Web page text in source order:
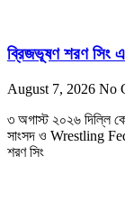
ব্রিজভূষণ শরণ সিং
August 7, 2026 No
৩ অগাস্ট ২০২৬ দিল্লি
সাংসদ ও Wrestling
শরণ সিং